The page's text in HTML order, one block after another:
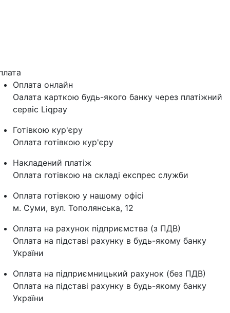
Оплата онлайн
Оалата карткою будь-якого банку через платіжний
сервіс Liqpay
Готівкою кур'єру
Оплата готівкою кур'єру
Накладений платіж
Оплата готівкою на складі експрес служби
Оплата готівкою у нашому офісі
м. Суми, вул. Тополянська, 12
Оплата на рахунок підприємства (з ПДВ)
Оплата на підставі рахунку в будь-якому банку
України
Оплата на підприємницький рахунок (без ПДВ)
Оплата на підставі рахунку в будь-якому банку
України